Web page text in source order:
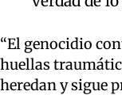
“El genocidio
huellas
heredan y sigue